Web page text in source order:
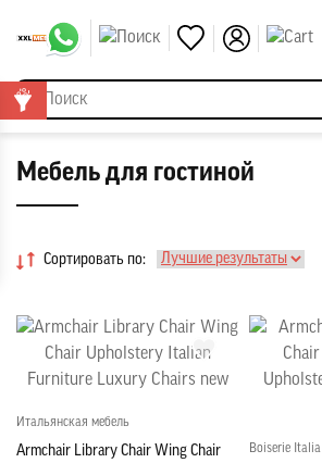
Мебель для гостиной
Сортировать по:
Итальянская мебель
Armchair Library Chair Wing Chair
Boiserie Italia